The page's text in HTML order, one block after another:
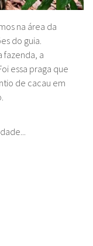
na área da
do guia.
fazenda, a
essa praga que
de cacau em